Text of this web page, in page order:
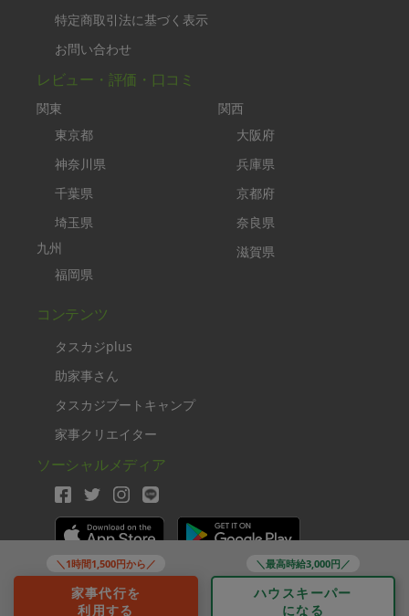
＼1時間1,500円から／
家事代行を
利用する
＼最高時給3,000円／
ハウスキーパー
になる
特定商取引法に基づく表示
お問い合わせ
レビュー・評価・口コミ
関東
東京都
神奈川県
千葉県
埼玉県
九州
福岡県
関西
大阪府
兵庫県
京都府
奈良県
滋賀県
コンテンツ
タスカジplus
助家事さん
タスカジブートキャンプ
家事クリエイター
ソーシャルメディア